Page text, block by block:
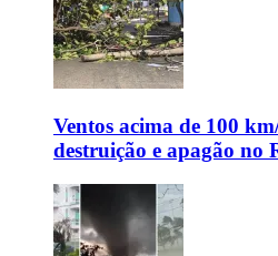
Ventos acima de 100
destruição e apagão no